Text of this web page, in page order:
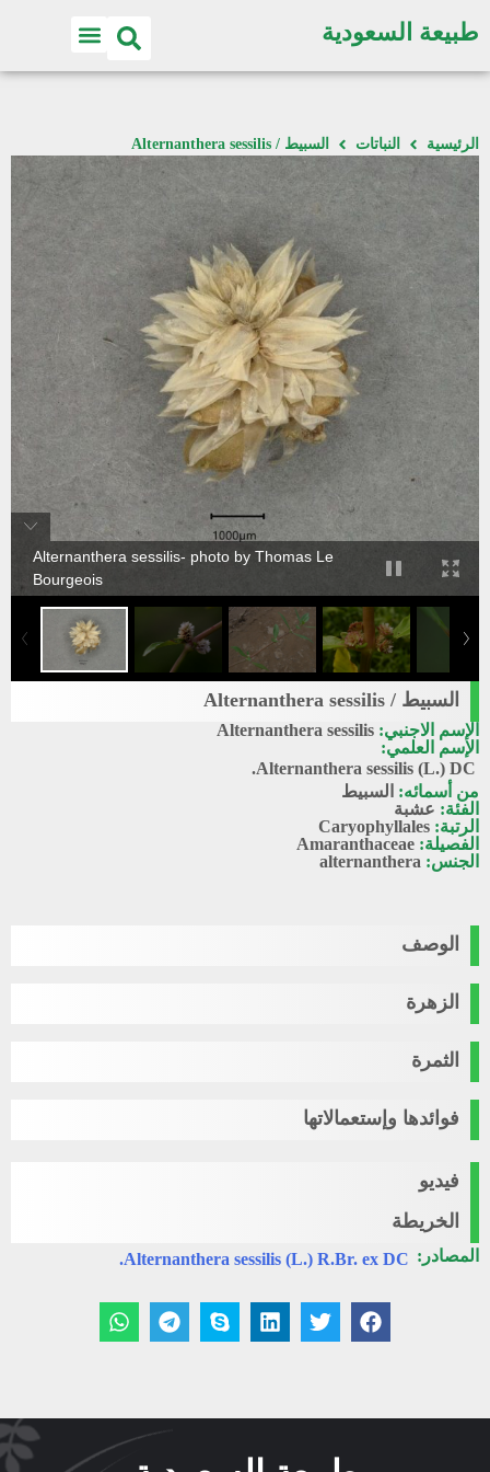
طبيعة السعودية
الرئيسية النباتات السبيط / Alternanthera sessilis
Alternanthera sessilis- photo by Thomas Le
Bourgeois
السبيط / Alternanthera sessilis
الإسم الاجنبي: Alternanthera sessilis
الإسم العلمي:
Alternanthera sessilis (L.) DC.
من أسمائه: السبيط
الفئة: عشبة
الرتبة: Caryophyllales
الفصيلة: Amaranthaceae
الجنس: alternanthera
الوصف
الزهرة
الثمرة
فوائدها وإستعمالاتها
فيديو
الخريطة
المصادر: Alternanthera sessilis (L.) R.Br. ex DC.